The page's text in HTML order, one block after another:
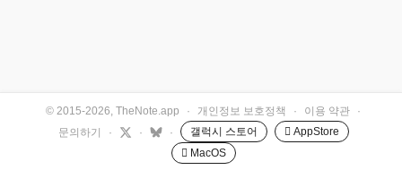
© 2015-2026, TheNote.app · 개인정보 보호정책 · 이용 약관
·
문의하기
· · · 갤럭시 스토어
 AppStore
 MacOS